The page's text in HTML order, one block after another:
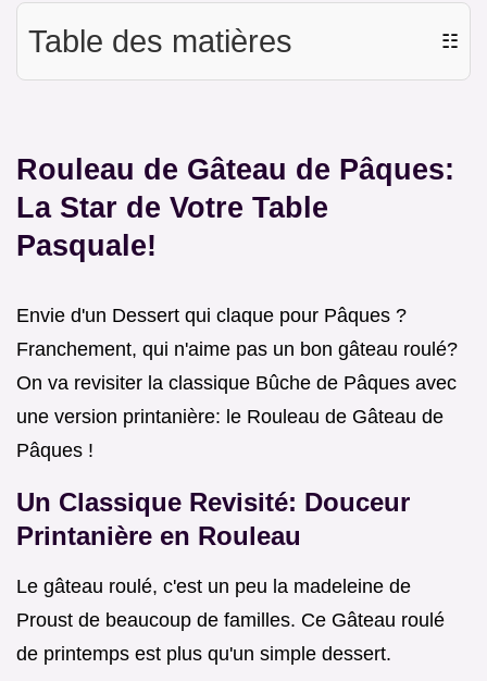
Table des matières ☷
Rouleau de Gâteau de Pâques:
La Star de Votre Table
Pasquale!
Envie d'un Dessert qui claque pour Pâques ?
Franchement, qui n'aime pas un bon gâteau roulé?
On va revisiter la classique Bûche de Pâques avec
une version printanière: le Rouleau de Gâteau de
Pâques !
Un Classique Revisité: Douceur
Printanière en Rouleau
Le gâteau roulé, c'est un peu la madeleine de
Proust de beaucoup de familles. Ce Gâteau roulé
de printemps est plus qu'un simple dessert.